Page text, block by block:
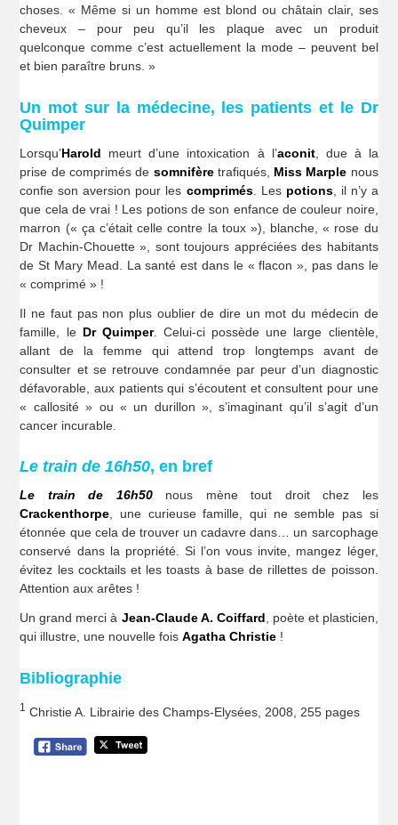
choses. « Même si un homme est blond ou châtain clair, ses
cheveux – pour peu qu’il les plaque avec un produit
quelconque comme c’est actuellement la mode – peuvent bel
et bien paraître bruns. »
Un mot sur la médecine, les patients et le Dr
Quimper
Lorsqu’Harold meurt d’une intoxication à l’aconit, due à la
prise de comprimés de somnifèretrafiqués, Miss Marple nous
confie son aversion pour les comprimés. Les potions, il n’y a
que cela de vrai ! Les potions de son enfance de couleur noire,
marron (« ça c’était celle contre la toux »), blanche, « rose du
Dr Machin-Chouette », sont toujours appréciées des habitants
de St Mary Mead. La santé est dans le « flacon », pas dans le
« comprimé » !
Il ne faut pas non plus oublier de dire un mot du médecin de
famille, le Dr Quimper. Celui-ci possède une large clientèle,
allant de la femme qui attend trop longtemps avant de
consulter et se retrouve condamnée par peur d’un diagnostic
défavorable, aux patients qui s’écoutent et consultent pour une
« callosité » ou « un durillon », s’imaginant qu’il s’agit d’un
cancer incurable.
Le train de 16h50, en bref
Le train de 16h50nous mène tout droit chez les
Crackenthorpe, une curieuse famille, qui ne semble pas si
étonnée que cela de trouver un cadavre dans… un sarcophage
conservé dans la propriété. Si l’on vous invite, mangez léger,
évitez les cocktails et les toasts à base de rillettes de poisson.
Attention aux arêtes !
Un grand merci à Jean-Claude A. Coiffard , poète et plasticien,
qui illustre, une nouvelle foisAgatha Christie !
Bibliographie
1 Christie A. Librairie des Champs-Elysées, 2008, 255 pages